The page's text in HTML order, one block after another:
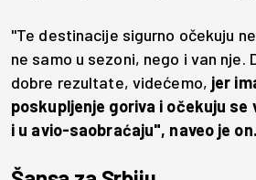
"Te destinacije sigurno očekuju
ne samo u sezoni, nego i van nje.
dobre rezultate, videćemo, jer
poskupljenje goriva i očekuju se
i u avio-saobraćaju", naveo je on.